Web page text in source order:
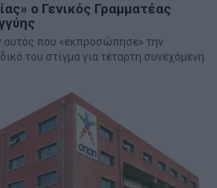
ο Γενικός Γραμματέας
αυτός που «εκπροσώπησε» την
του στίγμα για τέταρτη συνεχόμενη